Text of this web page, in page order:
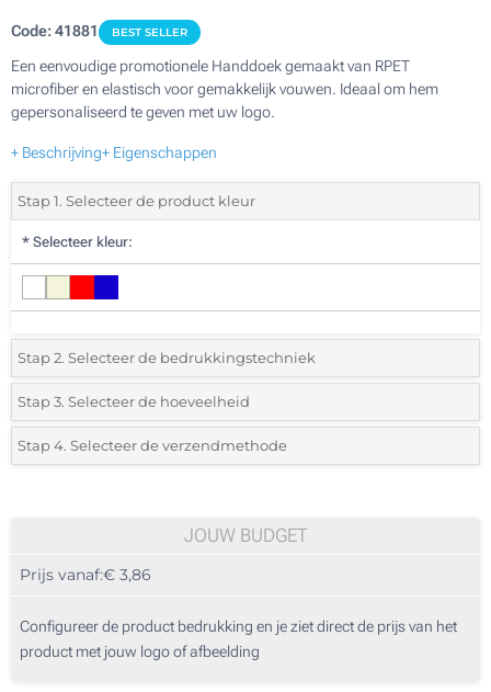
Code:41881 BEST SELLER
Een eenvoudige promotionele Handdoek gemaakt van RPET
microfiber en elastisch voor gemakkelijk vouwen. Ideaal om hem
gepersonaliseerd te geven met uw logo.
+ Beschrijving+ Eigenschappen
Stap 1. Selecteer de product kleur
* Selecteer kleur:
Stap 2. Selecteer de bedrukkingstechniek
*Selecteer de bedrukking en kleuren van het logo:
1 Kleur (Aan een kant)
3 Kleuren (Aan een kant)
Sublimatie, full colour (Op het witte model)
Stap 3. Selecteer de hoeveelheid
*Selecteer uit de lijst of voeg het gewenste aantal in
20
100
Stap 4. Selecteer de verzendmethode
JOUW BUDGET
Prijs vanaf:€ 3,86
Configureer de product bedrukking en je ziet direct de prijs van het
product met jouw logo of afbeelding